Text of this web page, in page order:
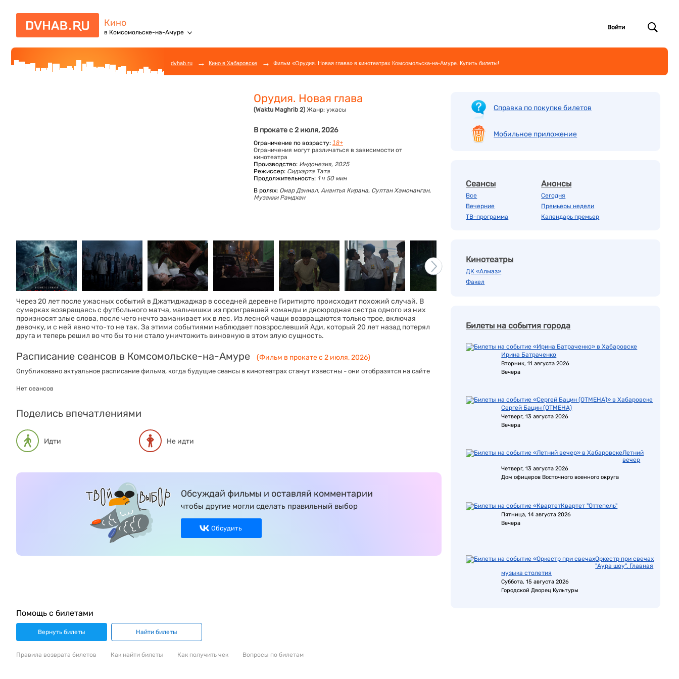
Кино
в Комсомольске-на-Амуре
Войти
dvhab.ru → Кино в Хабаровске → Фильм «Орудия. Новая глава» в кинотеатрах Комсомольска-на-Амуре. Купить билеты!
Орудия. Новая глава
(Waktu Maghrib 2) Жанр: ужасы
В прокате с 2 июля, 2026
Ограничение по возрасту: 18+
Ограничения могут различаться в зависимости от
кинотеатра
Производство: Индонезия, 2025
Режиссер: Сидхарта Тата
Продолжительность: 1 ч 50 мин
В ролях: Омар Дэниэл, Анантья Кирана, Султан Хамонанган,
Музакки Рамдхан
Через 20 лет после ужасных событий в Джатиджаджар в соседней деревне Гиритирто происходит похожий случай. В
сумерках возвращаясь с футбольного матча, мальчишки из проигравшей команды и двоюродная сестра одного из них
произносят злые слова, после чего нечто заманивает их в лес. Из лесной чащи возвращаются только трое, включая
девочку, и с ней явно что-то не так. За этими событиями наблюдает повзрослевший Ади, который 20 лет назад потерял
друга и теперь решил во что бы то ни стало уничтожить виновную в этом злую сущность.
Расписание сеансов в Комсомольске-на-Амуре (Фильм в прокате с 2 июля, 2026)
Опубликовано актуальное расписание фильма, когда будущие сеансы в кинотеатрах станут известны - они отобразятся на сайте
Нет сеансов
Поделись впечатлениями
Идти Не идти
Обсуждай фильмы и оставляй комментарии
чтобы другие могли сделать правильный выбор
Обсудить
Справка по покупке билетов
Мобильное приложение
Сеансы
Все
Вечерние
ТВ-программа
Анонсы
Сегодня
Премьеры недели
Календарь премьер
Кинотеатры
ДК «Алмаз»
Факел
Билеты на события города
Ирина Батраченко
Вторник, 11 августа 2026
Вечера
Сергей Бацин (ОТМЕНА)
Четверг, 13 августа 2026
Вечера
Летний
вечер
Четверг, 13 августа 2026
Дом офицеров Восточного военного округа
Квартет "Оттепель"
Пятница, 14 августа 2026
Вечера
Оркестр при свечах
"Аура шоу". Главная
музыка столетия
Суббота, 15 августа 2026
Городской Дворец Культуры
Помощь с билетами
Вернуть билеты Найти билеты
Правила возврата билетов Как найти билеты Как получить чек Вопросы по билетам